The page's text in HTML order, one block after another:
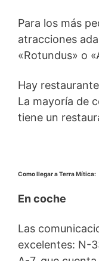
Para los más
atracciones
«Rotundus» o
Hay
La mayoría de
tiene un
Como llegar a Terra Mítica:
En coche
Las
excelentes: N-